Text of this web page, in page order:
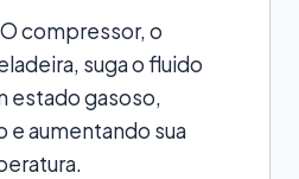
O compressor, o
suga o fluido
estado gasoso,
aumentando sua